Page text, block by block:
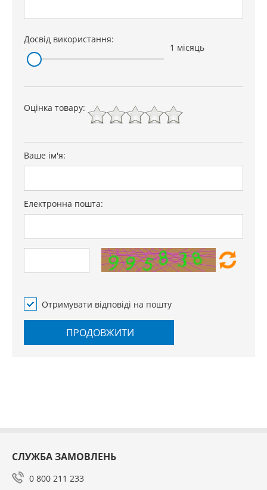
Досвід використання:
1 місяць
Оцінка товару:
Ваше ім'я:
Електронна пошта:
Отримувати відповіді на пошту
ПРОДОВЖИТИ
СЛУЖБА ЗАМОВЛЕНЬ
0 800 211 233